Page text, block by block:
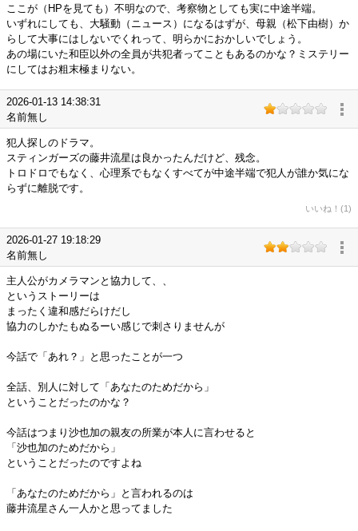
ここが（HPを見ても）不明なので、考察物としても実に中途半端。
いずれにしても、大騒動（ニュース）になるはずが、母親（松下由樹）か
らして大事にはしないでくれって、明らかにおかしいでしょう。
あの場にいた和臣以外の全員が共犯者ってこともあるのかな？ミステリー
にしてはお粗末極まりない。
2026-01-13 14:38:31
名前無し
犯人探しのドラマ。
スティンガーズの藤井流星は良かったんだけど、残念。
トロドロでもなく、心理系でもなくすべてが中途半端で犯人が誰か気にな
らずに離脱です。
いいね！(1)
2026-01-27 19:18:29
名前無し
主人公がカメラマンと協力して、、
というストーリーは
まったく違和感だらけだし
協力のしかたもぬるーい感じで刺さりませんが
今話で「あれ？」と思ったことが一つ
全話、別人に対して「あなたのためだから」
ということだったのかな？
今話はつまり沙也加の親友の所業が本人に言わせると
「沙也加のためだから」
ということだったのですよね
「あなたのためだから」と言われるのは
藤井流星さん一人かと思ってました